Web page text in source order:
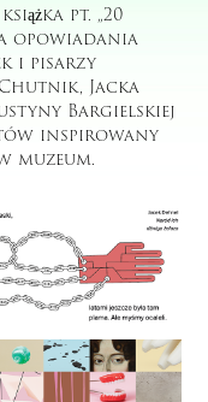
pt. „20
opowiadania
i pisarzy
Jacka
Bargielskiej
inspirowany
muzeum.